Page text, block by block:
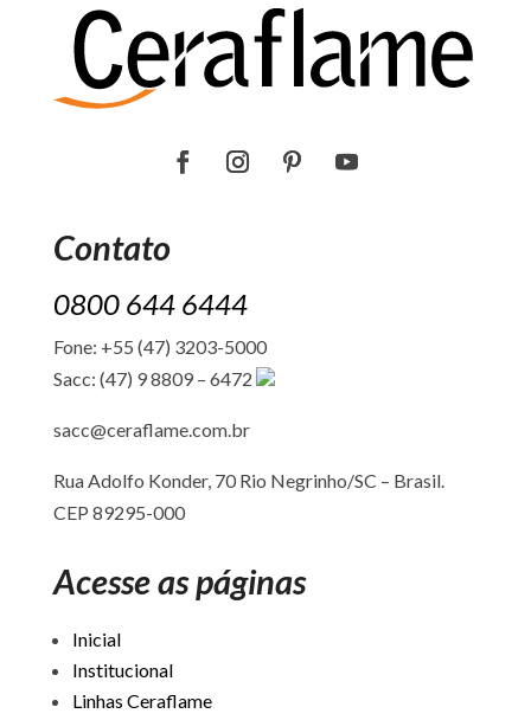
Contato
0800 644 6444
Fone: +55 (47) 3203-5000
Sacc: (47) 9 8809 – 6472
sacc@ceraflame.com.br
Rua Adolfo Konder, 70 Rio Negrinho/SC – Brasil.
CEP 89295-000
Acesse as páginas
Inicial
Institucional
Linhas Ceraflame